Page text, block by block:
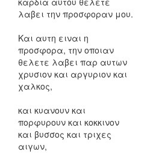
λαβει την προσφοραν μου.
Και αυτη ειναι η
προσφορα, την οποιαν
θελετε λαβει παρ αυτων
χρυσιον και αργυριον και
χαλκος,
και κυανουν και
πορφυρουν και κοκκινον
και βυσσος και τριχες
αιγων,